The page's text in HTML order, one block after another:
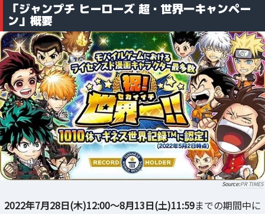
「ジャンプチ ヒーローズ 超・世界一キャンペー
ン」概要
PR TIMES
2022年7月28日(木)12:00～8月13日(土)11:59までの期間中に